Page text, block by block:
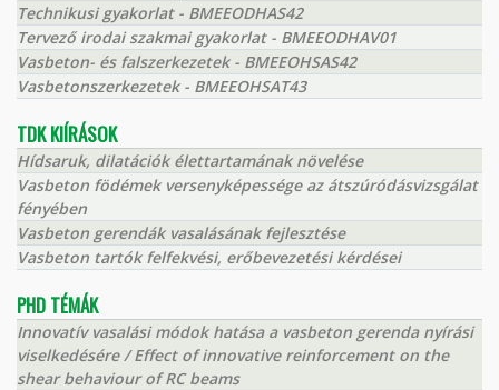
Technikusi gyakorlat - BMEEODHAS42
Tervező irodai szakmai gyakorlat - BMEEODHAV01
Vasbeton- és falszerkezetek - BMEEOHSAS42
Vasbetonszerkezetek - BMEEOHSAT43
TDK KIÍRÁSOK
Hídsaruk, dilatációk élettartamának növelése
Vasbeton födémek versenyképessége az átszúródásvizsgálat
fényében
Vasbeton gerendák vasalásának fejlesztése
Vasbeton tartók felfekvési, erőbevezetési kérdései
PHD TÉMÁK
Innovatív vasalási módok hatása a vasbeton gerenda nyírási
viselkedésére / Effect of innovative reinforcement on the
shear behaviour of RC beams